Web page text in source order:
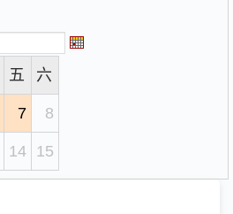
五 六
7 8
14 15